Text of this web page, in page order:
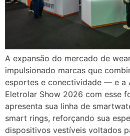
A expansão do mercado de
impulsionado marcas que
esportes e conectividade — e a
Eletrolar Show 2026 com esse
apresenta sua linha de
smart rings, reforçando sua
dispositivos vestíveis voltados